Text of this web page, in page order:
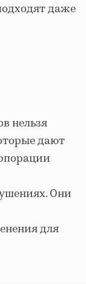
даже
нельзя
дают
Они
для